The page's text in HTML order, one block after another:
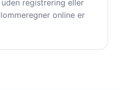
registrering eller
online er